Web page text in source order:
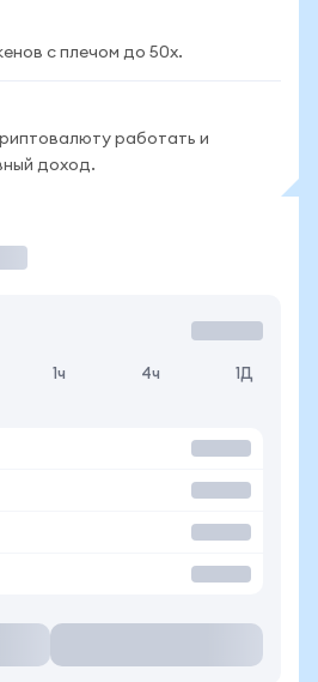
с плечом до 50x.
работать и
доход.
1ч 4ч 1Д